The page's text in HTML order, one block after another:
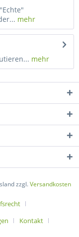
mehr
mehr
zzgl.Versandkosten
Kontakt